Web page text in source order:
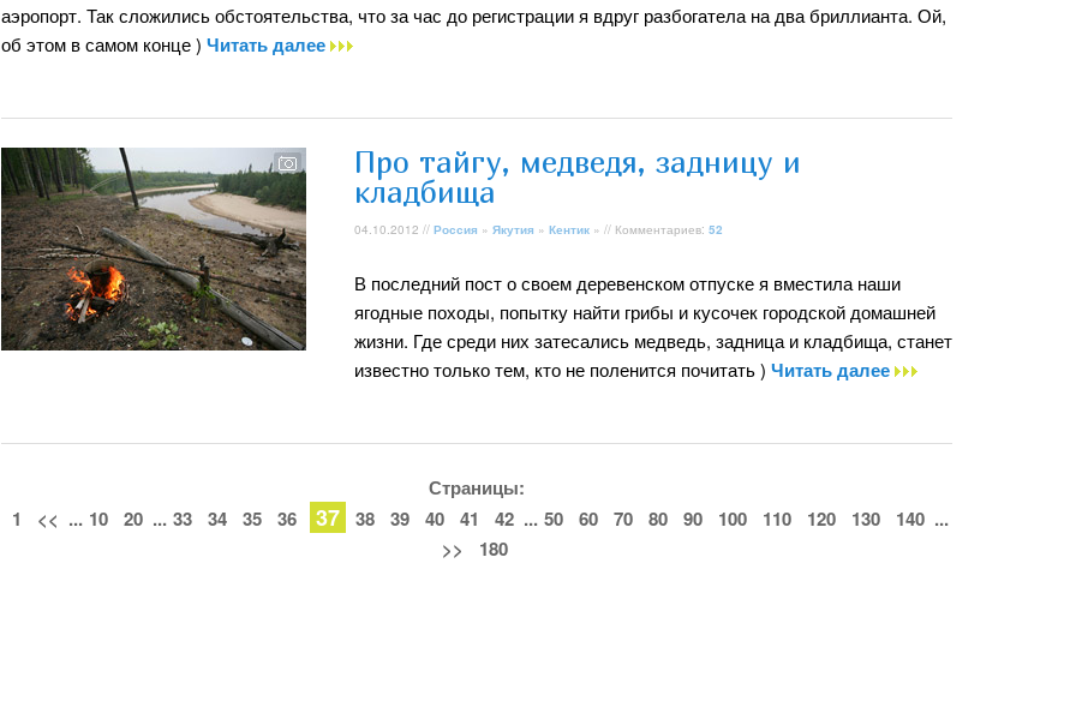
аэропорт. Так сложились обстоятельства, что за час до регистрации я вдруг разбогатела на два бриллианта. Ой,
об этом в самом конце ) Читать далее
Про тайгу, медведя, задницу и
кладбища
04.10.2012 // Россия » Якутия » Кентик » // Комментариев: 52
В последний пост о своем деревенском отпуске я вместила наши
ягодные походы, попытку найти грибы и кусочек городской домашней
жизни. Где среди них затесались медведь, задница и кладбища, станет
известно только тем, кто не поленится почитать ) Читать далее
Страницы:
1
<< ... 10 20 ... 33 34 35 36 37 38 39 40 41 42 ... 50 60 70 80 90 100 110 120 130 140 ...
>>
180